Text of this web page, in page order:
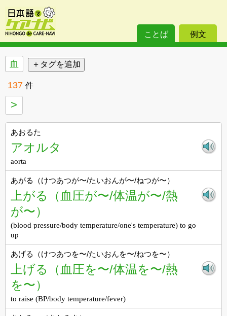
ことば 例文
血
137 件
>
あおるた
アオルタ
aorta
あがる（けつあつが〜/たいおんが〜/ねつが〜）
上がる（血圧が〜/体温が〜/熱
が〜）
(blood pressure/body temperature/one's temperature) to go
up
あげる（けつあつを〜/たいおんを〜/ねつを〜）
上げる（血圧を〜/体温を〜/熱
を〜）
to raise (BP/body temperature/fever)